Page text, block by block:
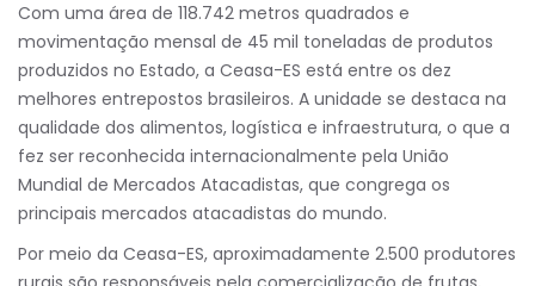
Com uma área de 118.742 metros quadrados e
movimentação mensal de 45 mil toneladas de produtos
produzidos no Estado, a Ceasa-ES está entre os dez
melhores entrepostos brasileiros. A unidade se destaca na
qualidade dos alimentos, logística e infraestrutura, o que a
fez ser reconhecida internacionalmente pela União
Mundial de Mercados Atacadistas, que congrega os
principais mercados atacadistas do mundo.
Por meio da Ceasa-ES, aproximadamente 2.500 produtores